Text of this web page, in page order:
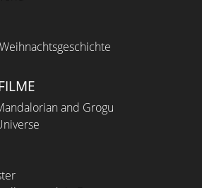
and Grogu